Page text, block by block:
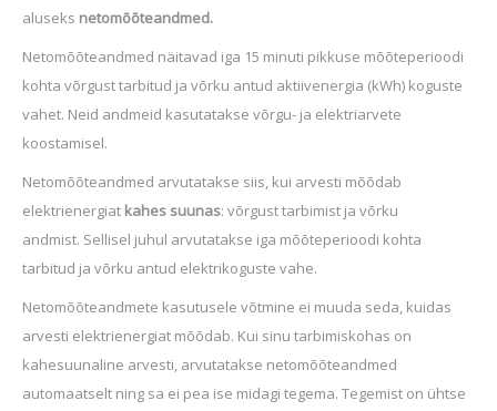
aluseks netomõõteandmed.
Netomõõteandmed näitavad iga 15 minuti pikkuse mõõteperioodi
kohta võrgust tarbitud ja võrku antud aktiivenergia (kWh) koguste
vahet. Neid andmeid kasutatakse võrgu- ja elektriarvete
koostamisel.
Netomõõteandmed arvutatakse siis, kui arvesti mõõdab
elektrienergiat kahes suunas: võrgust tarbimist ja võrku
andmist. Sellisel juhul arvutatakse iga mõõteperioodi kohta
tarbitud ja võrku antud elektrikoguste vahe.
Netomõõteandmete kasutusele võtmine ei muuda seda, kuidas
arvesti elektrienergiat mõõdab. Kui sinu tarbimiskohas on
kahesuunaline arvesti, arvutatakse netomõõteandmed
automaatselt ning sa ei pea ise midagi tegema. Tegemist on ühtse